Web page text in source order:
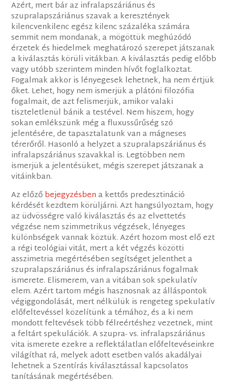
Azért, mert bár az infralapszáriánus és
szupralapszáriánus szavak a keresztények
kilencvenkilenc egész kilenc százaléka számára
semmit nem mondanak, a mögöttük meghúzódó
érzetek és hiedelmek meghatározó szerepet játszanak
a kiválasztás körüli vitákban. A kiválasztás pedig előbb
vagy utóbb szerintem minden hívőt foglalkoztat.
Fogalmak akkor is lényegesek lehetnek, ha nem értjük
őket. Lehet, hogy nem ismerjük a plátóni filozófia
fogalmait, de azt felismerjük, amikor valaki
tiszteletlenül bánik a testével. Nem hiszem, hogy
sokan emlékszünk még a fluxussűrűség szó
jelentésére, de tapasztalatunk van a mágneses
térerőről. Hasonló a helyzet a szupralapszáriánus és
infralapszáriánus szavakkal is. Legtöbben nem
ismerjük a jelentésüket, mégis szerepet játszanak a
vitáinkban.
Az előzőbejegyzésbena kettős predesztináció
kérdését kezdtem körüljárni. Azt hangsúlyoztam, hogy
az üdvösségre való kiválasztás és az elvettetés
végzése nem szimmetrikus végzések, lényeges
különbségek vannak köztük. Azért hozom most elő ezt
a régi teológiai vitát, mert a két végzés közötti
asszimetria megértésében segítséget jelenthet a
szupralapszáriánus és infralapszáriánus fogalmak
ismerete. Elismerem, van a vitában sok spekulatív
elem. Azért tartom mégis hasznosnak az álláspontok
végiggondolását, mert nélkülük is rengeteg spekulatív
előfeltevéssel közelítünk a témához, és a ki nem
mondott feltevések több félreértéshez vezetnek, mint
a feltárt spekulációk. A szupra- vs. infralapszáriánus
vita ismerete ezekre a reflektálatlan előfeltevéseinkre
világíthat rá, melyek adott esetben valós akadályai
lehetnek a Szentírás kiválasztással kapcsolatos
tanításának megértésében.